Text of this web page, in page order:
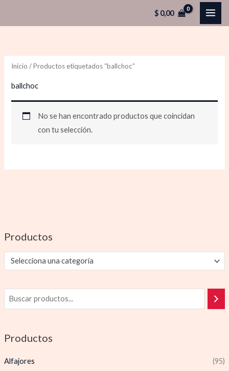
$0,00
Productos
Selecciona una categoría
Productos
Alfajores
(95)
Inicio / Productos etiquetados “ballchoc”
ballchoc
No se han encontrado productos que coincidan
con tu selección.